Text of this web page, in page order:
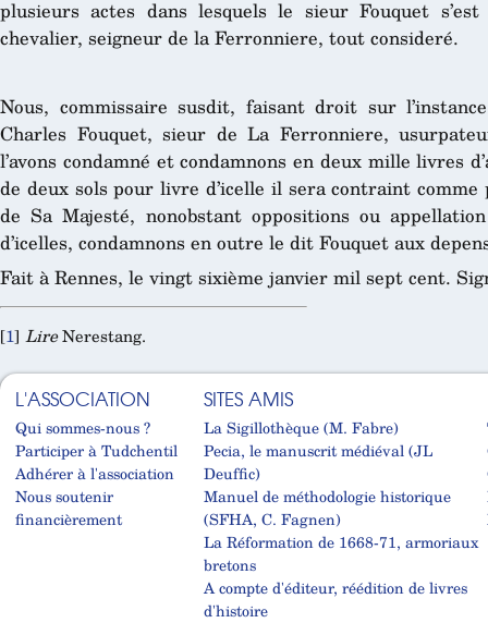
plusieurs actes dans lesquels le sieur Fouquet
chevalier, seigneur de la Ferronniere, tout consideré.
Nous, commissaire susdit, faisant droit sur
Charles Fouquet, sieur de La Ferronniere,
l’avons condamné et condamnons en deux mille livres
de deux sols pour livre d’icelle il sera contraint
de Sa Majesté, nonobstant oppositions ou
d’icelles, condamnons en outre le dit Fouquet aux
Fait à Rennes, le vingt sixième janvier mil sept cent.
[1] LireNerestang.
L'ASSOCIATION
Qui sommes-nous ?
Participer à Tudchentil
Adhérer à l'association
Nous soutenir
financièrement
SITES AMIS
La Sigillothèque (M. Fabre)
Pecia, le manuscrit médiéval (JL
Deuffic)
Manuel de méthodologie historique
(SFHA, C. Fagnen)
La Réformation de 1668-71, armoriaux
bretons
A compte d'éditeur, réédition de livres
d'histoire